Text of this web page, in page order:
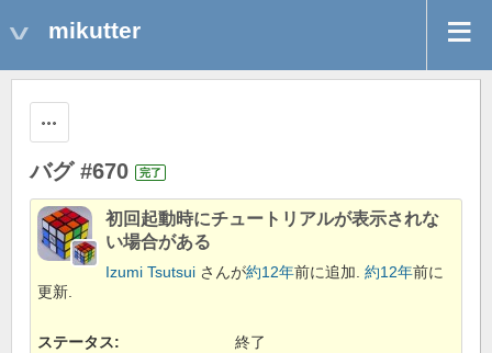
mikutter
バグ #670 完了
初回起動時にチュートリアルが表示されな
い場合がある
Izumi Tsutsui さんが約12年前に追加. 約12年前に
更新.
ステータス:
終了